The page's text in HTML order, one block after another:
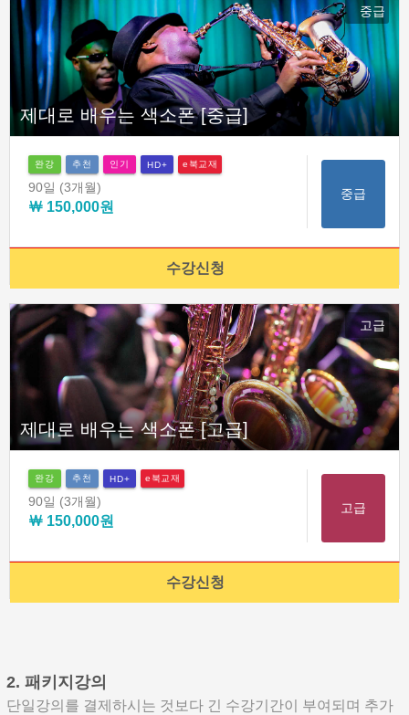
중급
제대로 배우는 색소폰 [중급]
완강 추천 인기 HD+ e북교재
90일 (3개월)
￦ 150,000원
중급
수강신청
고급
제대로 배우는 색소폰 [고급]
완강 추천 HD+ e북교재
90일 (3개월)
￦ 150,000원
고급
수강신청
2. 패키지강의
단일강의를 결제하시는 것보다 긴 수강기간이 부여되며 추가